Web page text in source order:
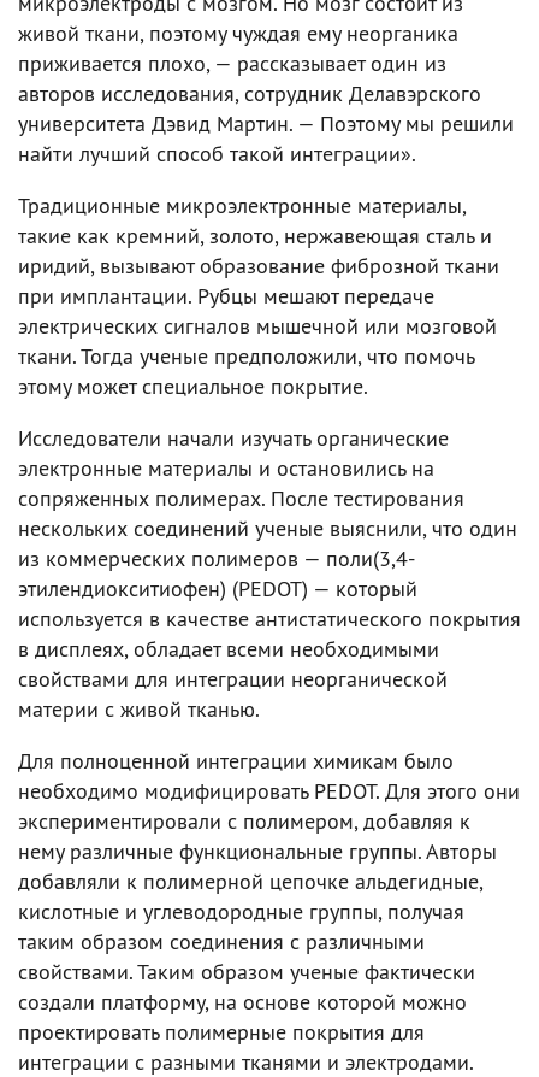
живой ткани, поэтому чуждая ему неорганика
приживается плохо, — рассказывает один из
авторов исследования, сотрудник Делавэрского
университета Дэвид Мартин. — Поэтому мы решили
найти лучший способ такой интеграции».
Традиционные микроэлектронные материалы,
такие как кремний, золото, нержавеющая сталь и
иридий, вызывают образование фиброзной ткани
при имплантации. Рубцы мешают передаче
электрических сигналов мышечной или мозговой
ткани. Тогда ученые предположили, что помочь
этому может специальное покрытие.
Исследователи начали изучать органические
электронные материалы и остановились на
сопряженных полимерах. После тестирования
нескольких соединений ученые выяснили, что один
из коммерческих полимеров — поли(3,4-
этилендиокситиофен) (PEDOT) — который
используется в качестве антистатического покрытия
в дисплеях, обладает всеми необходимыми
свойствами для интеграции неорганической
материи с живой тканью.
Для полноценной интеграции химикам было
необходимо модифицировать PEDOT. Для этого они
экспериментировали с полимером, добавляя к
нему различные функциональные группы. Авторы
добавляли к полимерной цепочке альдегидные,
кислотные и углеводородные группы, получая
таким образом соединения с различными
свойствами. Таким образом ученые фактически
создали платформу, на основе которой можно
проектировать полимерные покрытия для
интеграции с разными тканями и электродами.